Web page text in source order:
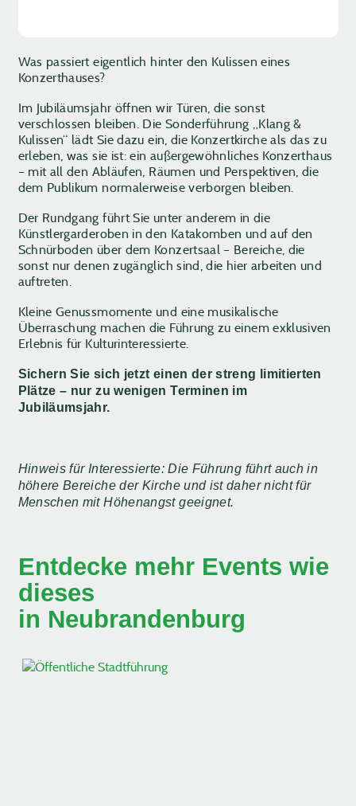
Was passiert eigentlich hinter den Kulissen eines
Konzerthauses?
Im Jubiläumsjahr öffnen wir Türen, die sonst
verschlossen bleiben. Die Sonderführung „Klang &
Kulissen“ lädt Sie dazu ein, die Konzertkirche als das zu
erleben, was sie ist: ein außergewöhnliches Konzerthaus
– mit all den Abläufen, Räumen und Perspektiven, die
dem Publikum normalerweise verborgen bleiben.
Der Rundgang führt Sie unter anderem in die
Künstlergarderoben in den Katakomben und auf den
Schnürboden über dem Konzertsaal – Bereiche, die
sonst nur denen zugänglich sind, die hier arbeiten und
auftreten.
Kleine Genussmomente und eine musikalische
Überraschung machen die Führung zu einem exklusiven
Erlebnis für Kulturinteressierte.
Sichern Sie sich jetzt einen der streng limitierten
Plätze – nur zu wenigen Terminen im
Jubiläumsjahr.
Hinweis für Interessierte: Die Führung führt auch in
höhere Bereiche der Kirche und ist daher nicht für
Menschen mit Höhenangst geeignet.
Entdecke mehr Events wie
dieses
in Neubrandenburg